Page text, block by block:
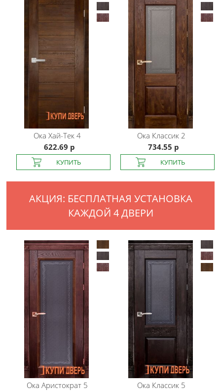
Ока Хай-Тек 4
622.69 р
Ока Классик 2
734.55 р
АКЦИЯ: БЕСПЛАТНАЯ УСТАНОВКА
КАЖДОЙ 4 ДВЕРИ
Ока Аристократ 5
Ока Классик 5